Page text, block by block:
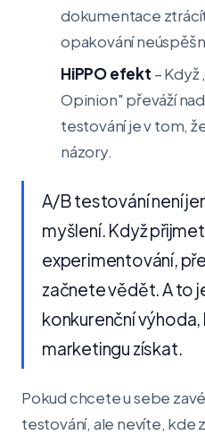
dokumentace
opakování
HiPPO efekt – Když
Opinion" převáží
testování je v tom,
názory.
A/B testování není
myšlení. Když
experimentování,
začnete vědět. A to
konkurenční
marketingu získat.
Pokud chcete u sebe
testování, ale nevíte, kde